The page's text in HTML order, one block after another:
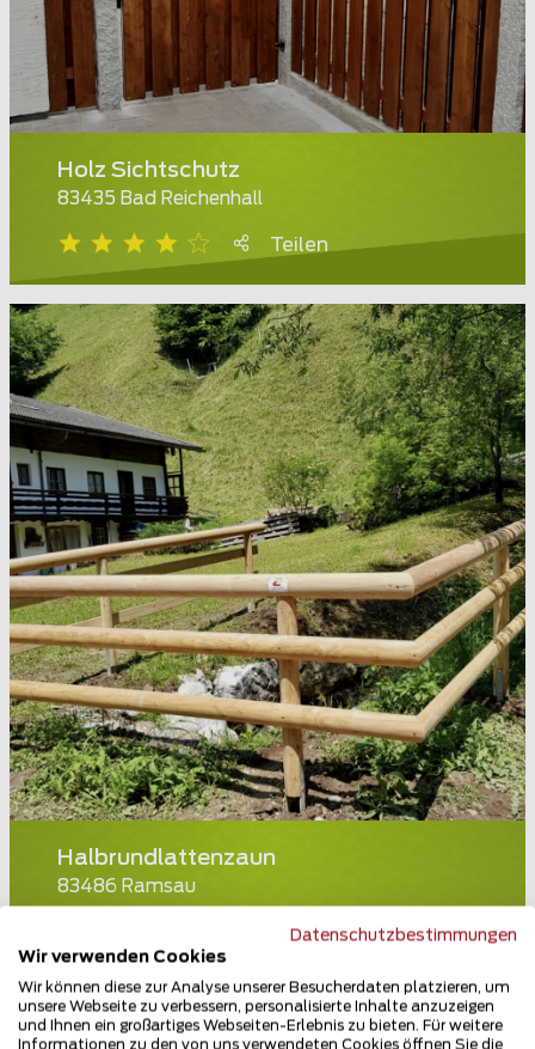
Holz Sichtschutz
83435 Bad Reichenhall
Teilen
Halbrundlattenzaun
83486 Ramsau
Teilen
Datenschutzbestimmungen
Wir verwenden Cookies
Wir können diese zur Analyse unserer Besucherdaten platzieren, um
unsere Webseite zu verbessern, personalisierte Inhalte anzuzeigen
und Ihnen ein großartiges Webseiten-Erlebnis zu bieten. Für weitere
Informationen zu den von uns verwendeten Cookies öffnen Sie die